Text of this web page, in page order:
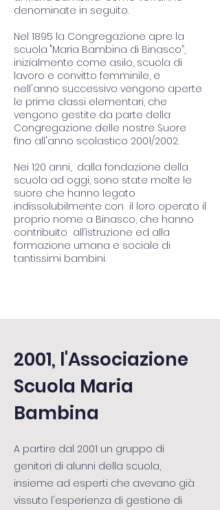
denominate in seguito.
Nel 1895 la Congregazione apre la
scuola "Maria Bambina di Binasco”,
inizialmente come asilo, scuola di
lavoro e convitto femminile, e
nell'anno successivo vengono aperte
le prime classi elementari, che
vengono gestite da parte della
Congregazione delle nostre Suore
fino all'anno scolastico 2001/2002.
Nei 120 anni, dalla fondazione della
scuola ad oggi, sono state molte le
suore che hanno legato
indissolubilmente con il loro operato il
proprio nome a Binasco, che hanno
contribuito all’istruzione ed alla
formazione umana e sociale di
tantissimi bambini.
2001, l'Associazione
Scuola Maria
Bambina
A partire dal 2001 un gruppo di
genitori di alunni della scuola,
insieme ad esperti che avevano già
vissuto l'esperienza di gestione di